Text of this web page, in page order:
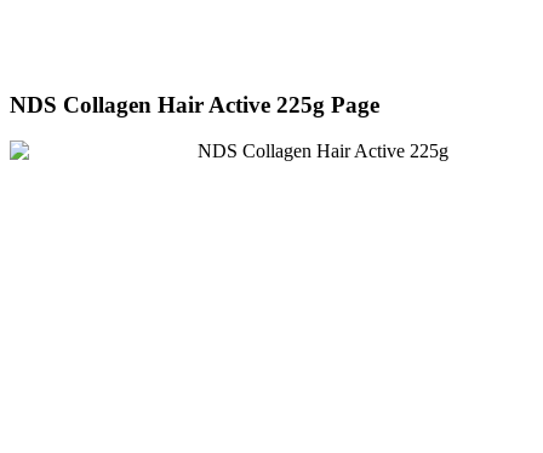
NDS Collagen Hair Active 225g Page